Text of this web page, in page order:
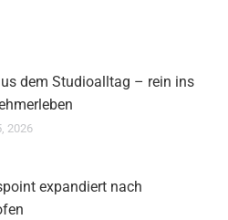
dem Studioalltag – rein ins
2026
expandiert nach